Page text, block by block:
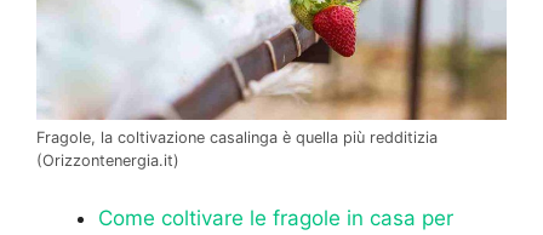
Fragole, la coltivazione casalinga è quella più redditizia
(Orizzontenergia.it)
Come coltivare le fragole in casa per